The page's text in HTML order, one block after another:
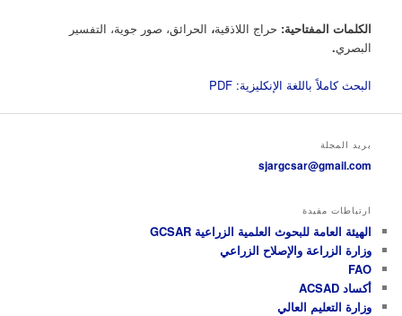
الكلمات المفتاحية: حراج اللاذقية، الحرائق، صور جوية، التفسير
البصري.
البحث كاملاً باللغة الإنكليزية: PDF
بريد المجلة
sjargcsar@gmail.com
ارتباطات مفيدة
الهيئة العامة للبحوث العلمية الزراعية GCSAR
وزارة الزراعة والإصلاح الزراعي
FAO
أكساد ACSAD
وزارة التعليم العالي